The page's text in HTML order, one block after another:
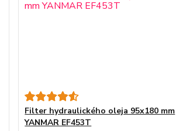
Filter hydraulického oleja 95x180 mm
YANMAR EF453T